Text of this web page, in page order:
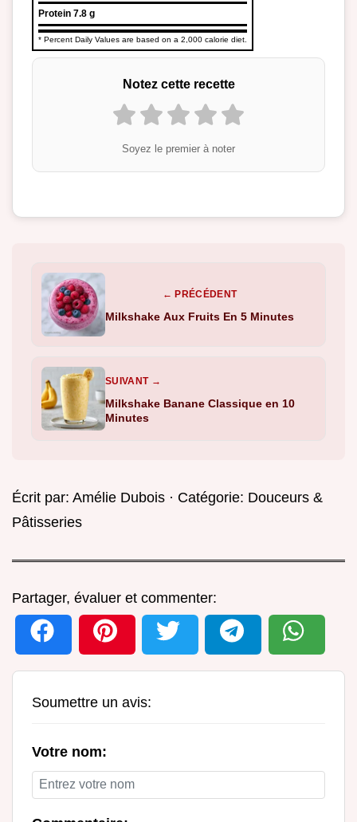
Protein 7.8 g
* Percent Daily Values are based on a 2,000 calorie diet.
Notez cette recette
Soyez le premier à noter
← PRÉCÉDENT
Milkshake Aux Fruits En 5 Minutes
SUIVANT →
Milkshake Banane Classique en 10
Minutes
Écrit par: Amélie Dubois · Catégorie: Douceurs &
Pâtisseries
Partager, évaluer et commenter:
Soumettre un avis:
Votre nom: